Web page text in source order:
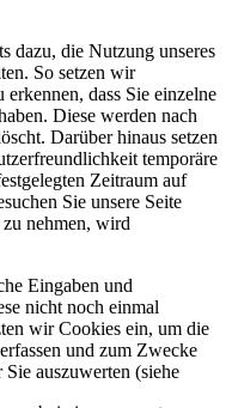
dazu, die Nutzung unseres
So setzen wir
dass Sie einzelne
Diese werden nach
Darüber hinaus setzen
temporäre
Zeitraum auf
Sie unsere Seite
nehmen, wird
Eingaben und
nicht noch einmal
wir Cookies ein, um die
und zum Zwecke
auszuwerten (siehe